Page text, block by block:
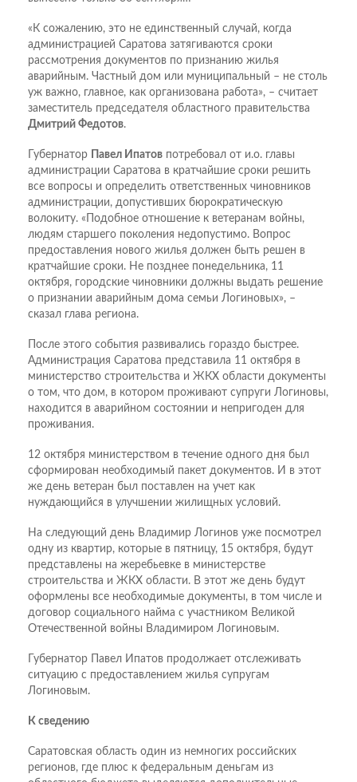
«К сожалению, это не единственный случай, когда
администрацией Саратова затягиваются сроки
рассмотрения документов по признанию жилья
аварийным. Частный дом или муниципальный – не столь
уж важно, главное, как организована работа», – считает
заместитель председателя областного правительства
Дмитрий Федотов.
Губернатор Павел Ипатов потребовал от и.о. главы
администрации Саратова в кратчайшие сроки решить
все вопросы и определить ответственных чиновников
администрации, допустивших бюрократическую
волокиту. «Подобное отношение к ветеранам войны,
людям старшего поколения недопустимо. Вопрос
предоставления нового жилья должен быть решен в
кратчайшие сроки. Не позднее понедельника, 11
октября, городские чиновники должны выдать решение
о признании аварийным дома семьи Логиновых», –
сказал глава региона.
После этого события развивались гораздо быстрее.
Администрация Саратова представила 11 октября в
министерство строительства и ЖКХ области документы
о том, что дом, в котором проживают супруги Логиновы,
находится в аварийном состоянии и непригоден для
проживания.
12 октября министерством в течение одного дня был
сформирован необходимый пакет документов. И в этот
же день ветеран был поставлен на учет как
нуждающийся в улучшении жилищных условий.
На следующий день Владимир Логинов уже посмотрел
одну из квартир, которые в пятницу, 15 октября, будут
представлены на жеребьевке в министерстве
строительства и ЖКХ области. В этот же день будут
оформлены все необходимые документы, в том числе и
договор социального найма с участником Великой
Отечественной войны Владимиром Логиновым.
Губернатор Павел Ипатов продолжает отслеживать
ситуацию с предоставлением жилья супругам
Логиновым.
К сведению
Саратовская область один из немногих российских
регионов, где плюс к федеральным деньгам из